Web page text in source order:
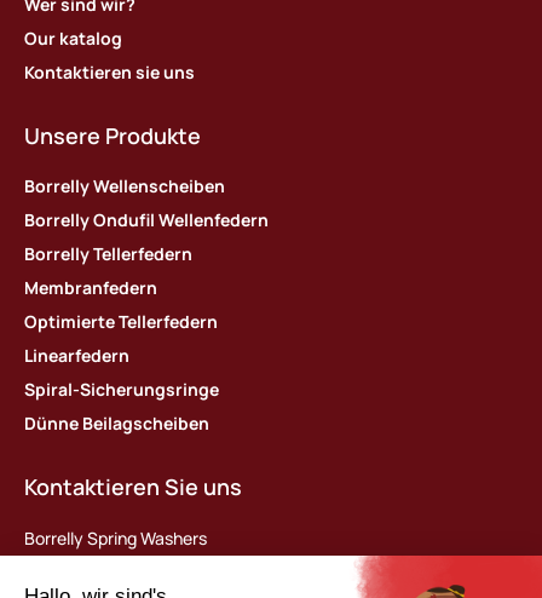
Our katalog
Kontaktieren sie uns
Unsere Produkte
Borrelly Wellenscheiben
Borrelly Ondufil Wellenfedern
Borrelly Tellerfedern
Membranfedern
Optimierte Tellerfedern
Linearfedern
Spiral-Sicherungsringe
Dünne Beilagscheiben
Kontaktieren Sie uns
Borrelly Spring Washers
Parc d’activités des Platières
448 rue du Moron